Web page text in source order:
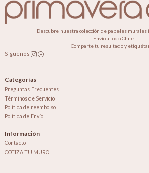
Descubre nuestra colección de papeles murales
Envío a todo Chile.
Comparte tu resultado y
Síguenos
Categorías
Preguntas Frecuentes
Términos de Servicio
Política de reembolso
Política de Envío
Información
Contacto
COTIZA TU MURO